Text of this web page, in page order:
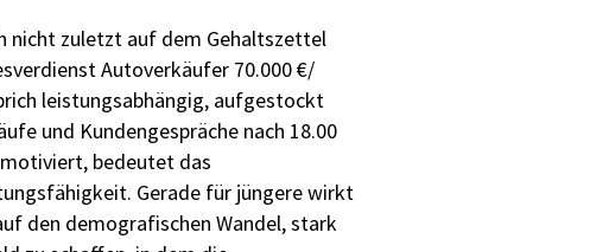
nicht zuletzt auf dem Gehaltszettel
Autoverkäufer 70.000 €/
leistungsabhängig, aufgestockt
und Kundengespräche nach 18.00
bedeutet das
Gerade für jüngere wirkt
den demografischen Wandel, stark